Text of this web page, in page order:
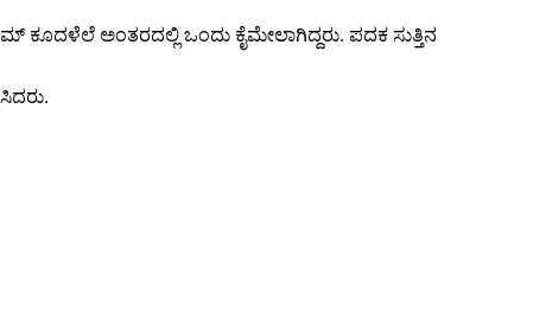
ಅಂತರದಲ್ಲಿ ಒಂದು ಕೈಮೇಲಾಗಿದ್ದರು. ಪದಕ ಸುತ್ತಿನ